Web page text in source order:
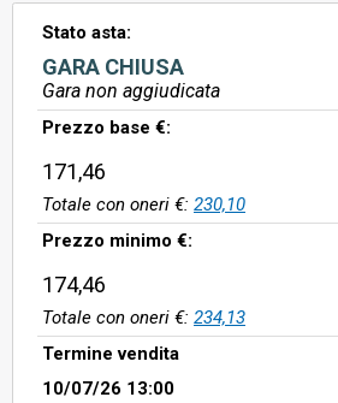
Stato asta:
GARA CHIUSA
Gara non aggiudicata
Prezzo base €:
171,46
Totale con oneri €: 230,10
Prezzo minimo €:
174,46
Totale con oneri €: 234,13
Termine vendita
10/07/26 13:00